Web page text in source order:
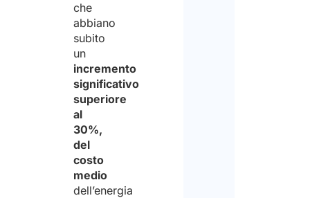
che
abbiano
subito
un
incremento
significativo
superiore
al
30%,
del
costo
medio
dell’energia